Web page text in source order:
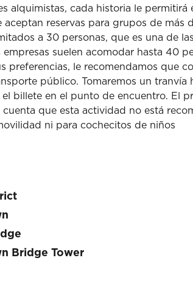
alquimistas, cada historia le
aceptan reservas para grupos de más
a 30 personas, que es una de
empresas suelen acomodar hasta 40
preferencias, le recomendamos que
público. Tomaremos un tranvía
billete en el punto de encuentro. El
cuenta que esta actividad no está
ni para cochecitos de niños
Bridge Tower